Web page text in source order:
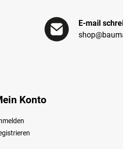
E-mail
Konto